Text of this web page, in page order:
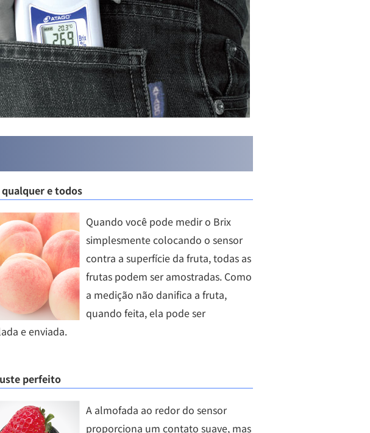
e todos
Quando você pode medir o Brix
simplesmente colocando o sensor
contra a superfície da fruta, todas as
frutas podem ser amostradas. Como
a medição não danifica a fruta,
quando feita, ela pode ser
e enviada.
perfeito
A almofada ao redor do sensor
proporciona um contato suave, mas